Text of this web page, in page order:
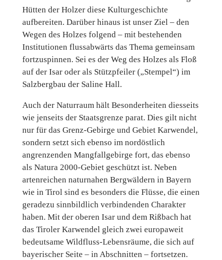
Hütten der Holzer diese Kulturgeschichte
aufbereiten. Darüber hinaus ist unser Ziel – den
Wegen des Holzes folgend – mit bestehenden
Institutionen flussabwärts das Thema gemeinsam
fortzuspinnen. Sei es der Weg des Holzes als Floß
auf der Isar oder als Stützpfeiler („Stempel“) im
Salzbergbau der Saline Hall.
Auch der Naturraum hält Besonderheiten diesseits
wie jenseits der Staatsgrenze parat. Dies gilt nicht
nur für das Grenz-Gebirge und Gebiet Karwendel,
sondern setzt sich ebenso im nordöstlich
angrenzenden Mangfallgebirge fort, das ebenso
als Natura 2000-Gebiet geschützt ist. Neben
artenreichen naturnahen Bergwäldern in Bayern
wie in Tirol sind es besonders die Flüsse, die einen
geradezu sinnbildlich verbindenden Charakter
haben. Mit der oberen Isar und dem Rißbach hat
das Tiroler Karwendel gleich zwei europaweit
bedeutsame Wildfluss-Lebensräume, die sich auf
bayerischer Seite – in Abschnitten – fortsetzen.